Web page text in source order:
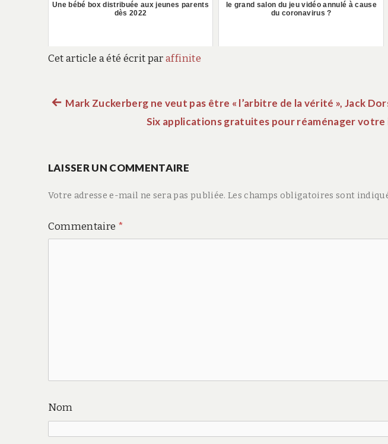
Une bébé box distribuée aux jeunes parents
dès 2022
le grand salon du jeu vidéo annulé à cause
du coronavirus ?
Cet article a été écrit paraffinite
Navigation
l’article
Article
Mark Zuckerberg ne veut pas être « l’arbitre de la vérité », Jack
Six applications gratuites pour réaménager
LAISSER UN COMMENTAIRE
Votre adresse e-mail ne sera pas publiée. Les champs obligatoires sont
Commentaire *
Nom